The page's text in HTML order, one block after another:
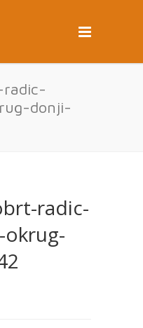
donji-
radic-
okrug-